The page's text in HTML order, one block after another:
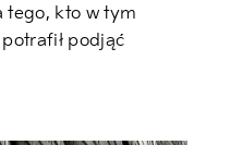
tego, kto w tym
podjąć